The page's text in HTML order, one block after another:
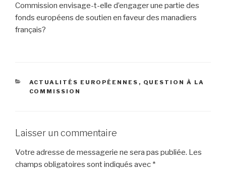
Commission envisage-t-elle d’engager une partie des
fonds européens de soutien en faveur des manadiers
français?
CATÉGORIES
ACTUALITÉS EUROPÉENNES , QUESTION À LA
COMMISSION
Laisser un commentaire
Votre adresse de messagerie ne sera pas publiée. Les
champs obligatoires sont indiqués avec *